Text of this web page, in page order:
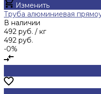
Изменить
Труба алюминиевая
В наличии
492 руб. / кг
492 руб.
-0%